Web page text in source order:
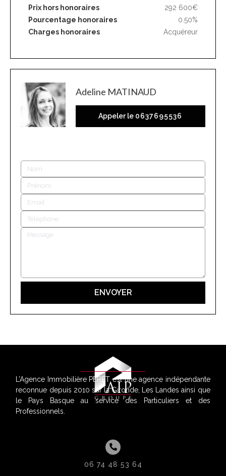
Prix hors honoraires
292 600€
Pourcentage honoraires
0.50%
Charges honoraires
Acquéreur
Adeline MATINAUD
Appeler le 0637695536
L’Agence Immobilière PERET est une agence indépendante
reconnue depuis 2010 sur la Gironde, Les Landes ainsi que
le Pays Basque au service des Particuliers et des
Professionnels.
06 74 48 53 64